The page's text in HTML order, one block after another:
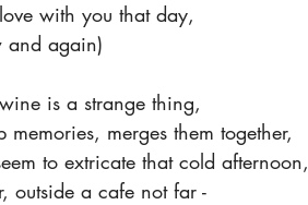
with you that day,
and again)
is a strange thing,
memories, merges them together,
to extricate that cold afternoon,
outside a cafe not far -